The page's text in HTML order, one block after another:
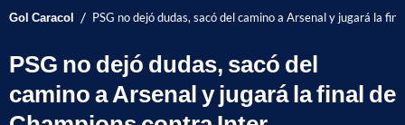
Gol Caracol / PSG no dejó dudas, sacó del camino a Arsenal y jugará la
PSG no dejó dudas, sacó del
camino a Arsenal y jugará la final de